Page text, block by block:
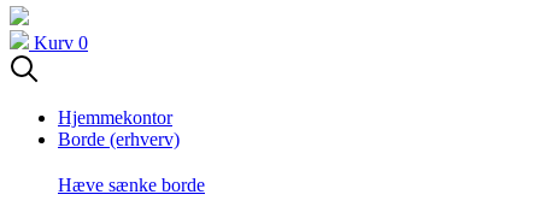
Kurv 0
Hjemmekontor
Borde (erhverv)
Hæve sænke borde